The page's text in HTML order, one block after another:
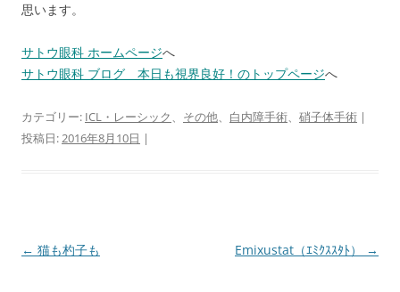
思います。
サトウ眼科 ホームページへ
サトウ眼科 ブログ 本日も視界良好！のトップページへ
カテゴリー: ICL・レーシック、 その他、 白内障手術、 硝子体手術 |
投稿日:2016年8月10日 |
投
← 猫も杓子も Emixustat（ｴﾐｸｽｽﾀﾄ） →